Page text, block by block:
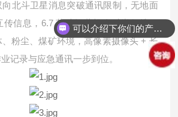
北斗卫星消息突破通讯限制，无地面
信息， 6.7英寸轻薄机身时尚便携，
、粉尘、煤矿环境，高像素摄像头+长
记录与应急通讯一步到位。
可以介绍下你们的产品么？